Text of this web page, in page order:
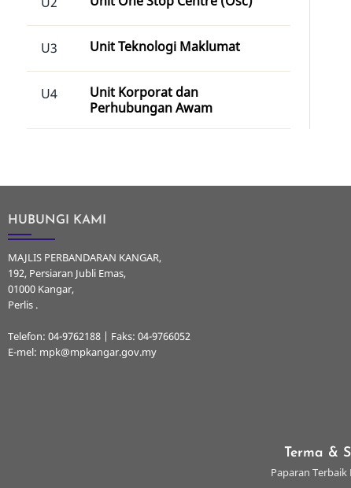
U3 Unit Teknologi Maklumat
U4
Unit Korporat dan
Perhubungan Awam
HUBUNGI KAMI
MAJLIS PERBANDARAN KANGAR,
192, Persiaran Jubli Emas,
01000 Kangar,
Perlis .
Telefon: 04-9762188 | Faks: 04-9766052
E-mel: mpk@mpkangar.gov.my
Terma &
Paparan Terbaik